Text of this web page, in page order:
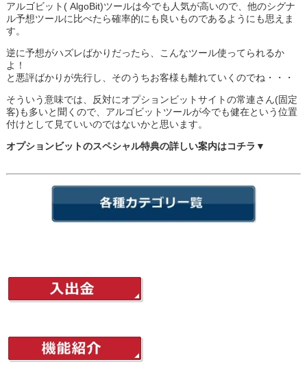
アルゴビット( AlgoBit)ツールは今でも人気が高いので、他のシグナ
ル予想ツールに比べたら確率的にも良いものであるようにも思えま
す。
逆に予想がハズレばかりだったら、こんなツール使ってられるか
よ！
と悪評ばかりが先行し、そのうちお客様も離れていくのでね・・・
そういう意味では、反対にオプションビットサイトの常連さん(固定
客)も多いと聞くので、アルゴビットツールが今でも健在という位置
付けとして見ていいのではないかと思います。
オプションビットのスペシャル特典の詳しい案内はコチラ▼